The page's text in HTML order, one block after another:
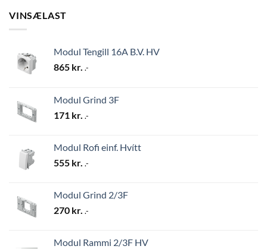
VINSÆLAST
Modul Tengill 16A B.V. HV
865 kr. .-
Modul Grind 3F
171 kr. .-
Modul Rofi einf. Hvítt
555 kr. .-
Modul Grind 2/3F
270 kr. .-
Modul Rammi 2/3F HV